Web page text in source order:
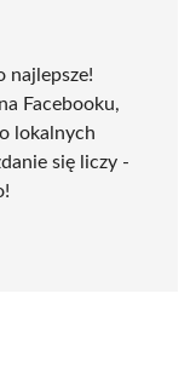
najlepsze!
Facebooku,
lokalnych
się liczy -